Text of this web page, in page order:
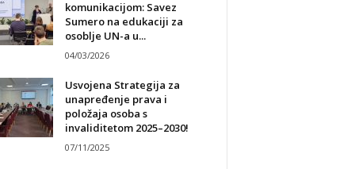
komunikacijom: Savez
Sumero na edukaciji za
osoblje UN-a u...
04/03/2026
Usvojena Strategija za
unapređenje prava i
položaja osoba s
invaliditetom 2025–2030!
07/11/2025